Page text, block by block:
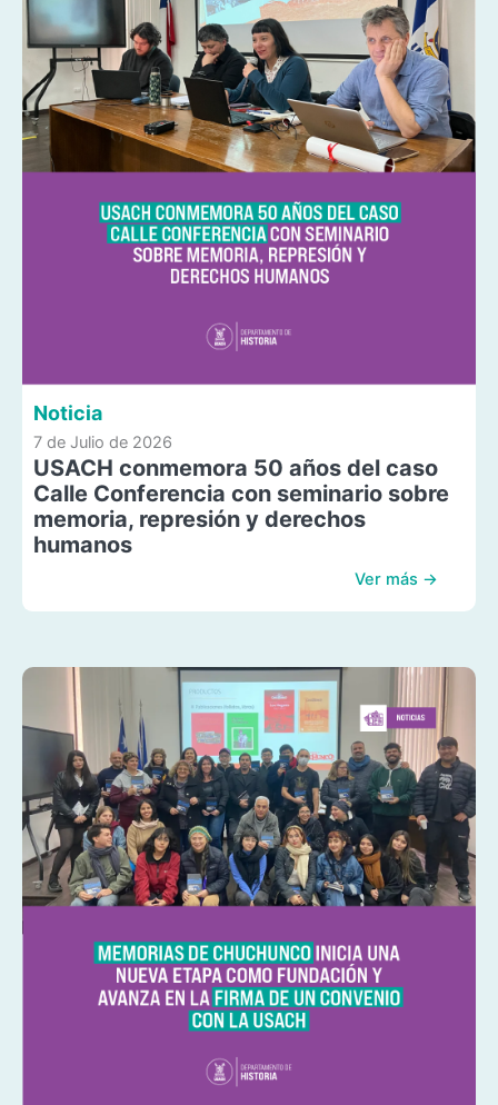
Noticia
7 de Julio de 2026
USACH conmemora 50 años del caso
Calle Conferencia con seminario sobre
memoria, represión y derechos
humanos
Ver más →